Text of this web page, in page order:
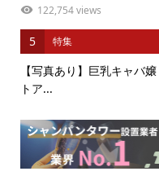
122,754 views
5 特集
【写真あり】巨乳キャバ
トア...
6 夜の街
人生一発逆転も夢じゃな